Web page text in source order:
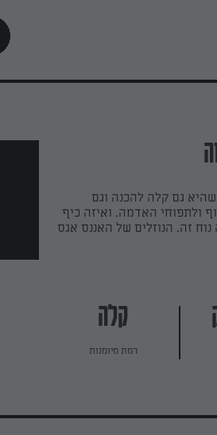
גם קלה להכנה וגם
ולתפוחי האדמה. ואיזה כיף
זה. הנוזלים של האננס אגס
קלה
רמת מיומנות